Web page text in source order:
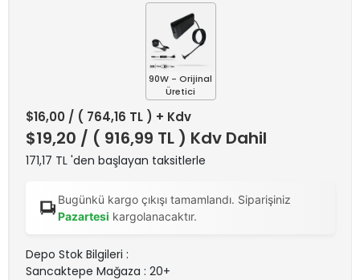
90W - Orijinal
Üretici
$16,00 / ( 764,16 TL ) + Kdv
$19,20 / ( 916,99 TL ) Kdv Dahil
171,17 TL 'den başlayan taksitlerle
Bugünkü kargo çıkışı tamamlandı. Siparişiniz
Pazartesi kargolanacaktır.
Depo Stok Bilgileri :
Sancaktepe Mağaza : 20+